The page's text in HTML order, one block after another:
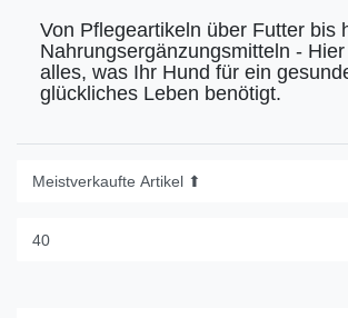
Von Pflegeartikeln über Futter bis
Nahrungsergänzungsmitteln -
alles, was Ihr Hund für ein
glückliches Leben benötigt.